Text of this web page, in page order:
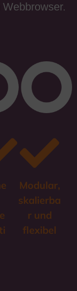
Modular,
skalierba
r und
flexibel